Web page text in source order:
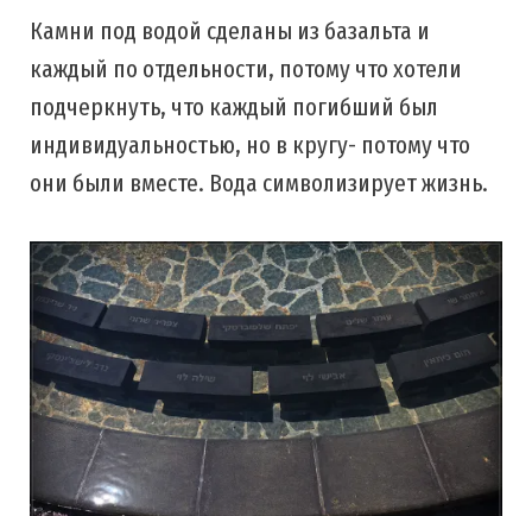
Камни под водой сделаны из базальта и
каждый по отдельности, потому что хотели
подчеркнуть, что каждый погибший был
индивидуальностью, но в кругу- потому что
они были вместе. Вода символизирует жизнь.